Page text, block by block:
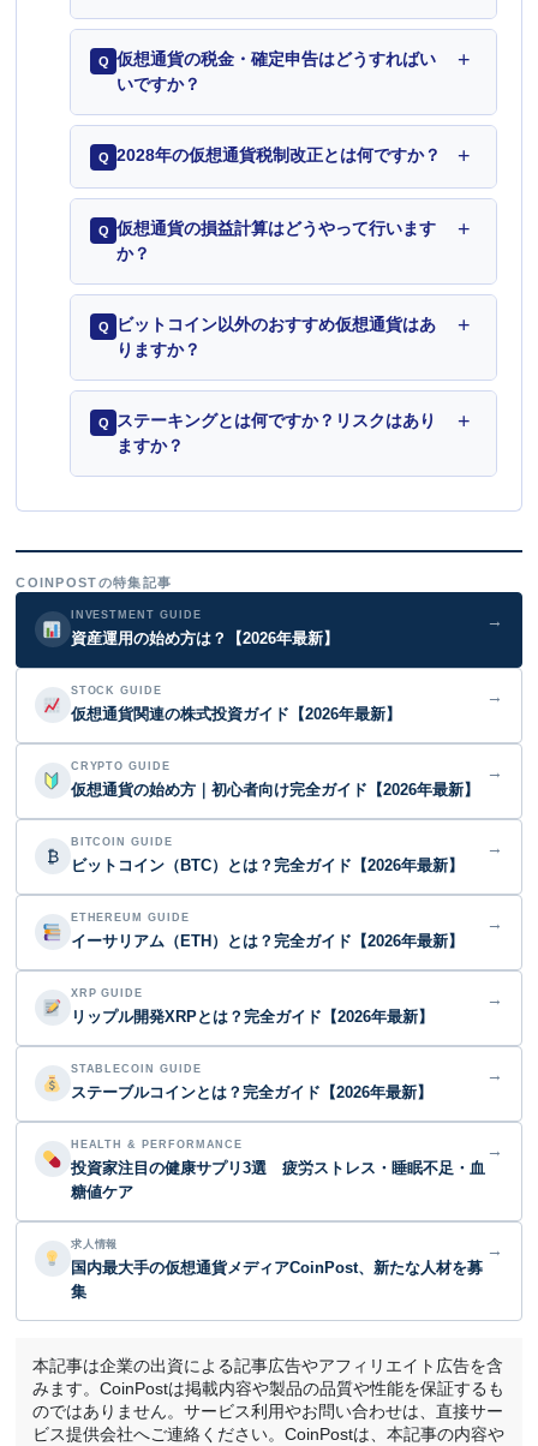
Q
仮想通貨の税金・確定申告はどうすればい
いですか？
+
Q 2028年の仮想通貨税制改正とは何ですか？ +
Q
仮想通貨の損益計算はどうやって行います
か？
+
Q
ビットコイン以外のおすすめ仮想通貨はあ
りますか？
+
Q
ステーキングとは何ですか？リスクはあり
ますか？
+
COINPOSTの特集記事
INVESTMENT GUIDE
資産運用の始め方は？【2026年最新】
→
STOCK GUIDE
仮想通貨関連の株式投資ガイド【2026年最新】
→
CRYPTO GUIDE
仮想通貨の始め方｜初心者向け完全ガイド【2026年最新】
→
₿
BITCOIN GUIDE
ビットコイン（BTC）とは？完全ガイド【2026年最新】
→
ETHEREUM GUIDE
イーサリアム（ETH）とは？完全ガイド【2026年最新】
→
XRP GUIDE
リップル開発XRPとは？完全ガイド【2026年最新】
→
STABLECOIN GUIDE
ステーブルコインとは？完全ガイド【2026年最新】
→
HEALTH & PERFORMANCE
投資家注目の健康サプリ3選 疲労ストレス・睡眠不足・血
糖値ケア
→
求人情報
国内最大手の仮想通貨メディアCoinPost、新たな人材を募
集
→
本記事は企業の出資による記事広告やアフィリエイト広告を含
みます。CoinPostは掲載内容や製品の品質や性能を保証するも
のではありません。サービス利用やお問い合わせは、直接サー
ビス提供会社へご連絡ください。CoinPostは、本記事の内容や